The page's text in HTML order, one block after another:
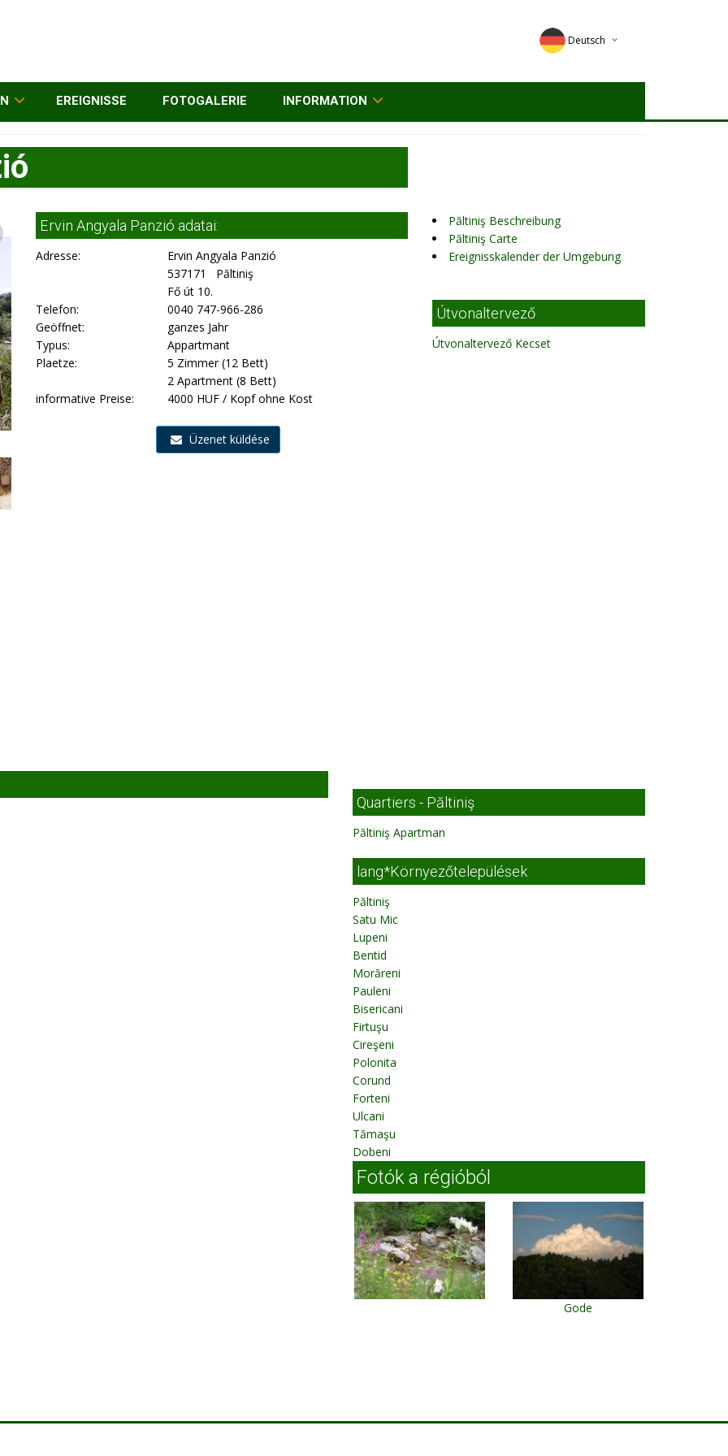
Deutsch
English
EREIGNISSE FOTOGALERIE INFORMATION
Ervin Angyala Panzió adatai:
Adresse:
Ervin Angyala Panzió
537171 Păltiniş
Fő út 10.
Telefon:
0040 747-966-286
Geöffnet:
ganzes Jahr
Typus:
Appartmant
Plaetze:
5 Zimmer (12 Bett)
2 Apartment (8 Bett)
informative Preise:
4000 HUF / Kopf ohne Kost
Üzenet küldése
Păltiniş Beschreibung
Păltiniş Carte
Ereignisskalender der Umgebung
Útvonaltervező
Útvonaltervező Kecset
Quartiers - Păltiniş
Păltiniş Apartman
lang*Környezőtelepülések
Păltiniş
Satu Mic
Lupeni
Bentid
Morăreni
Pauleni
Bisericani
Firtuşu
Cireşeni
Polonita
Corund
Forteni
Ulcani
Tămaşu
Dobeni
Fotók a régióból
Gode